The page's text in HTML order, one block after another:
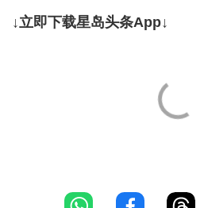
↓立即下载星岛头条App↓